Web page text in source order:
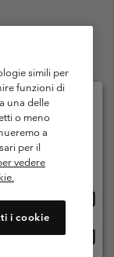
Garanzia
Impressum
simili per
funzioni di
una delle
o meno
a
per il
vedere
i cookie
la lingua
online
online